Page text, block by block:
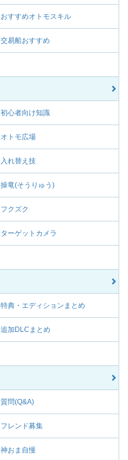
おすすめオトモスキル
交易船おすすめ
初心者向け知識
オトモ広場
入れ替え技
操竜(そうりゅう)
フクズク
ターゲットカメラ
特典・エディションまとめ
追加DLCまとめ
質問(Q&A)
フレンド募集
神おま自慢